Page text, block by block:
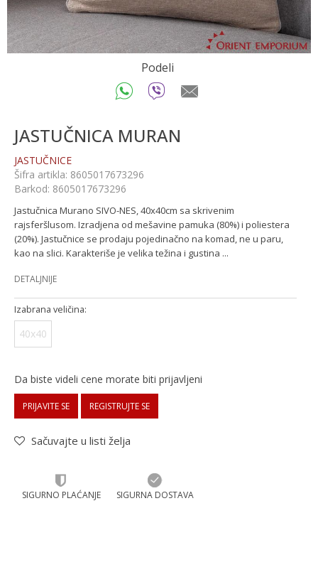
Podeli
JASTUČNICA MURAN
JASTUČNICE
Šifra artikla: 8605017673296
Barkod: 8605017673296
Jastučnica Murano SIVO-NES, 40x40cm sa skrivenim
rajsferšlusom. Izradjena od mešavine pamuka (80%) i poliestera
(20%). Jastučnice se prodaju pojedinačno na komad, ne u paru,
kao na slici. Karakteriše je velika težina i gustina ...
DETALJNIJE
Izabrana veličina:
40x40
Da biste videli cene morate biti prijavljeni
PRIJAVITE SE REGISTRUJTE SE
Sačuvajte u listi želja
SIGURNO PLAĆANJE SIGURNA DOSTAVA